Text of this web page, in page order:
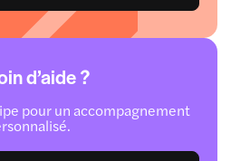
d’aide ?
pour un accompagnement